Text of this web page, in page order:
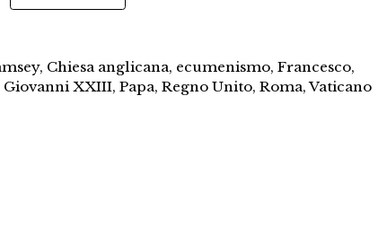
, Chiesa anglicana, ecumenismo,Francesco,
Giovanni XXIII, Papa, Regno Unito, Roma,Vaticano